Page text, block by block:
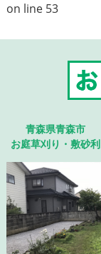
on line 53
青森県青森市
お庭草刈り・敷砂利